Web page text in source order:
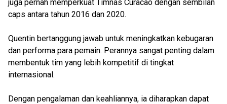
juga pernah memperkuat Timnas Curacao dengan sembilan
caps antara tahun 2016 dan 2020.
Quentin bertanggung jawab untuk meningkatkan kebugaran
dan performa para pemain. Perannya sangat penting dalam
membentuk tim yang lebih kompetitif di tingkat
internasional.
Dengan pengalaman dan keahliannya, ia diharapkan dapat